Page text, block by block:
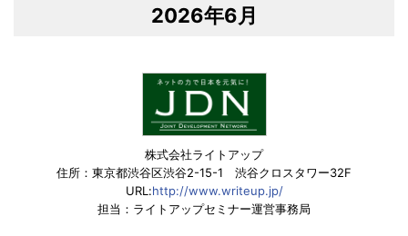
2026年6月
株式会社ライトアップ
住所：東京都渋谷区渋谷2-15-1 渋谷クロスタワー32F
URL:http://www.writeup.jp/
担当：ライトアップセミナー運営事務局